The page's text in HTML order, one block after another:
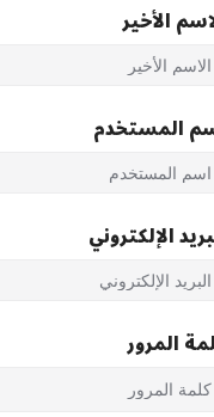
الأخير
المستخدم
الإلكتروني
المرور